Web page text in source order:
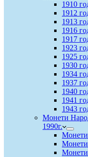
1910
1912
1913
1916
1917
1923
1925
1930
1934
1937
1940
1941
1943
Монети
1990г.
Монети
Монети
Монети